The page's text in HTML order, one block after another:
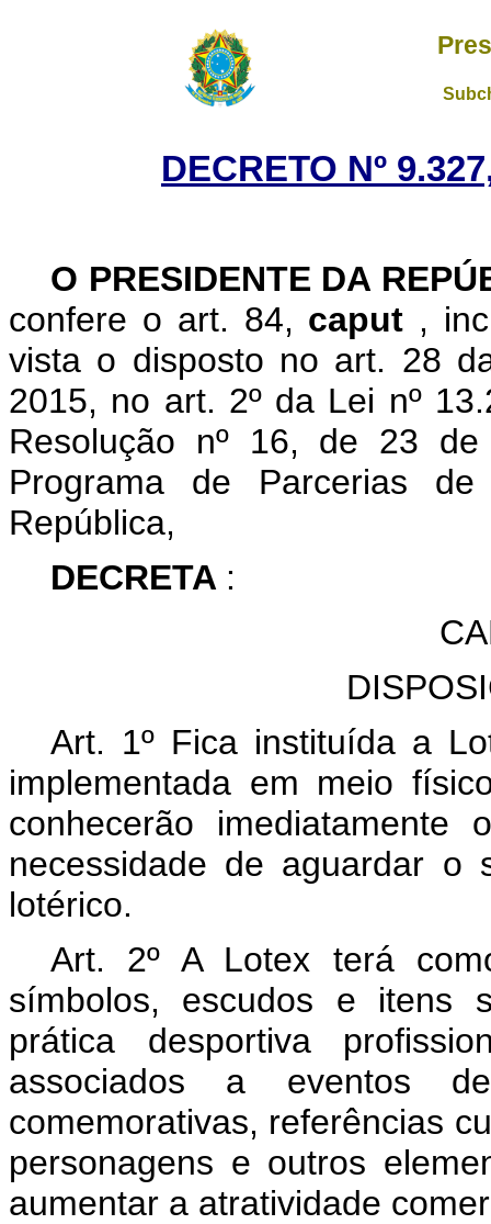
DECRETO Nº
O PRESIDENTE DA
confere o art. 84, caput ,
vista o disposto no art. 28
2015, no art. 2º da Lei nº
Resolução nº 16, de 23
Programa de Parcerias
República,
DECRETA :
Art. 1º Fica instituída a
implementada em meio
conhecerão
necessidade de aguardar o
lotérico.
Art. 2º A Lotex terá
símbolos, escudos e itens
prática desportiva
associados a eventos
comemorativas, referências
personagens e outros
aumentar a atratividade